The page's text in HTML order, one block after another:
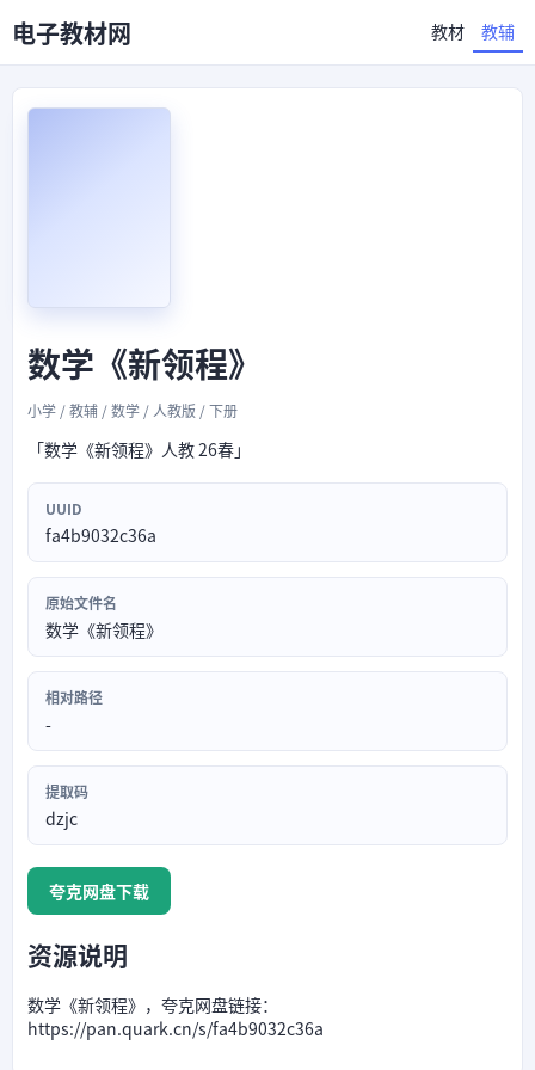
电子教材网 教材 教辅
数学《新领程》
小学 / 教辅 / 数学 / 人教版 / 下册
「数学《新领程》人教 26春」
UUID
fa4b9032c36a
原始文件名
数学《新领程》
相对路径
-
提取码
dzjc
夸克网盘下载
资源说明
数学《新领程》，夸克网盘链接：
https://pan.quark.cn/s/fa4b9032c36a